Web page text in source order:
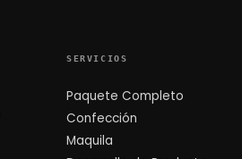
SERVICIOS
Paquete Completo
Confección
Maquila